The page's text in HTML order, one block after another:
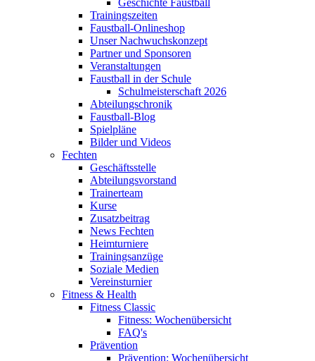
Trainingszeiten
Faustball-Onlineshop
Unser Nachwuchskonzept
Partner und Sponsoren
Veranstaltungen
Faustball in der Schule
Schulmeisterschaft 2026
Abteilungschronik
Faustball-Blog
Spielpläne
Bilder und Videos
Fechten
Geschäftsstelle
Abteilungsvorstand
Trainerteam
Kurse
Zusatzbeitrag
News Fechten
Heimturniere
Trainingsanzüge
Soziale Medien
Vereinsturnier
Fitness & Health
Fitness Classic
Fitness: Wochenübersicht
FAQ's
Prävention
Prävention: Wochenübersicht